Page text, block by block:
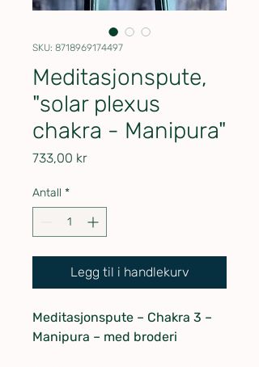
SKU: 8718969174497
Meditasjonspute,
"solar plexus
chakra - Manipura"
733,00 krPris
Antall *
Legg til i handlekurv
Meditasjonspute – Chakra 3 –
Manipura – med broderi